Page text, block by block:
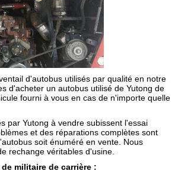
d'autobus utilisés par qualité en notre
d'acheter un autobus utilisé de Yutong de
fourni à vous en cas de n'importe quelle
par Yutong à vendre subissent l'essai
et des réparations complètes sont
soit énuméré en vente. Nous
rechange véritables d'usine.
militaire de carrière :